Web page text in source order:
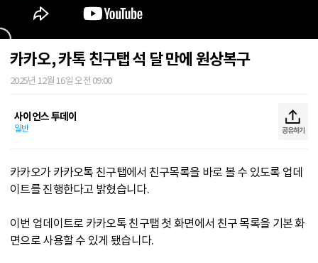
카카오, 카톡 친구탭 석 달 만에 원상복구
2025년 12월 16일 오전 09:00
사이언스 투데이
일반 공유하기
카카오가 카카오톡 친구탭에서 친구목록을 바로 볼 수 있도록 업데
이트를 진행한다고 밝혔습니다.
이번 업데이트로 카카오톡 친구탭 첫 화면에서 친구 목록을 기본 화
면으로 사용할 수 있게 됐습니다.